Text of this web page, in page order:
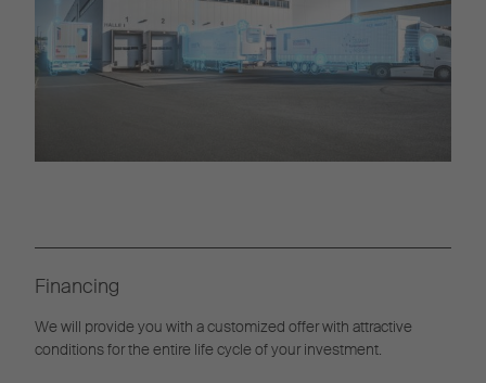
Financing
We will provide you with a customized offer with attractive
conditions for the entire life cycle of your investment.